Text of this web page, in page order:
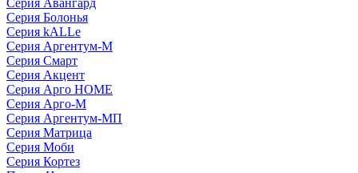
Серия Авангард
Серия Болонья
Серия kALLe
Серия Аргентум-М
Серия Смарт
Серия Акцент
Серия Арго HOME
Серия Арго-М
Серия Аргентум-МП
Серия Матрица
Серия Моби
Серия Кортез